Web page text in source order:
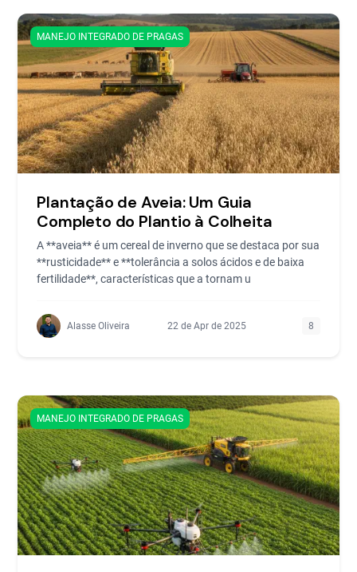
MANEJO INTEGRADO DE PRAGAS
Plantação de Aveia: Um Guia
Completo do Plantio à Colheita
A **aveia** é um cereal de inverno que se destaca por sua
**rusticidade** e **tolerância a solos ácidos e de baixa
fertilidade**, características que a tornam u
Alasse Oliveira 22 de Apr de 2025 8
MANEJO INTEGRADO DE PRAGAS